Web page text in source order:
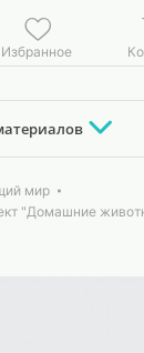
Избранное
мир
"Домашние